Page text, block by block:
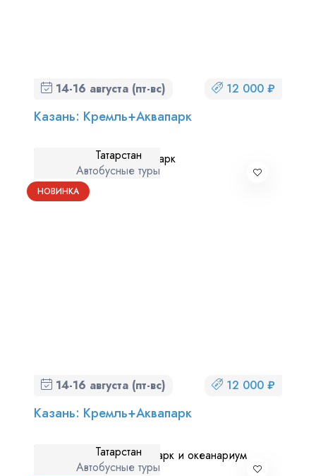
14-16 августа (пт-вс) 12 000 ₽
Казань: Кремль+Аквапарк
НОВИНКА
Татарстан
Автобусные туры
14-16 августа (пт-вс) 12 000 ₽
Казань: Кремль+Аквапарк
Татарстан
Автобусные туры